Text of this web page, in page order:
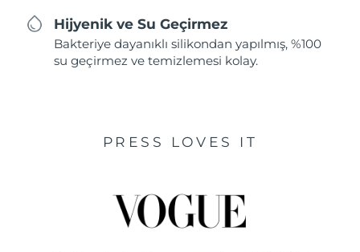
Hijyenik ve Su Geçirmez
Bakteriye dayanıklı silikondan yapılmış, %100
su geçirmez ve temizlemesi kolay.
PRESS LOVES IT